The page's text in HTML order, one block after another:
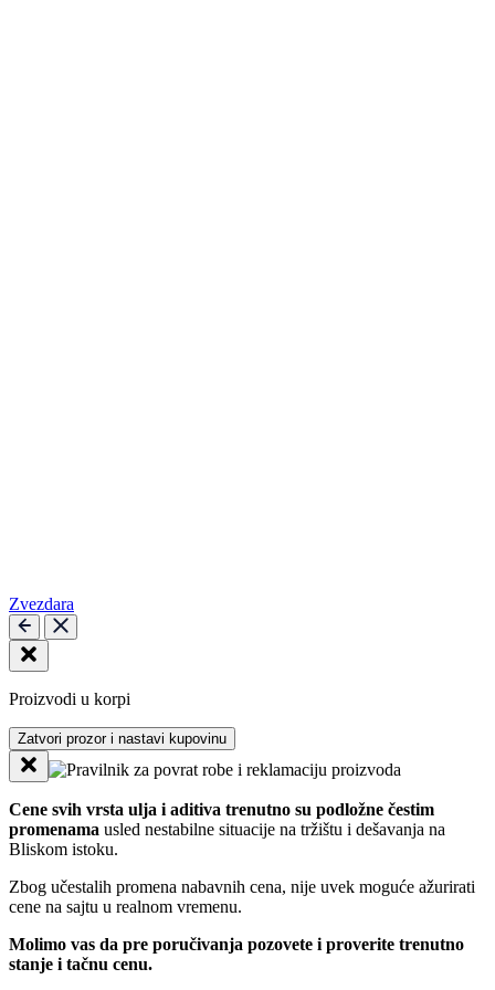
Zvezdara
Proizvodi u korpi
Zatvori prozor i nastavi kupovinu
Cene svih vrsta ulja i aditiva trenutno su podložne čestim
promenama usled nestabilne situacije na tržištu i dešavanja na
Bliskom istoku.
Zbog učestalih promena nabavnih cena, nije uvek moguće ažurirati
cene na sajtu u realnom vremenu.
Molimo vas da pre poručivanja pozovete i proverite trenutno
stanje i tačnu cenu.